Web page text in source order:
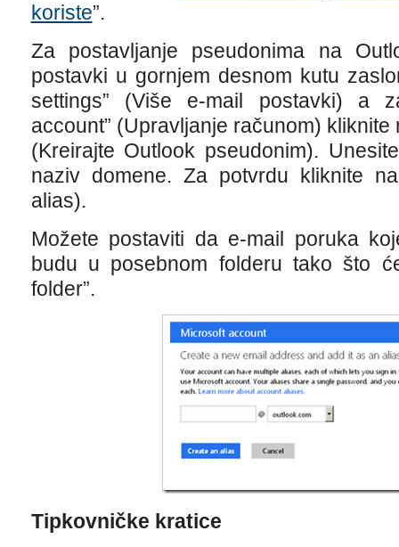
koriste”.
Za postavljanje pseudonima na
postavki u gornjem desnom kutu
settings” (Više e-mail postavki) a
account” (Upravljanje računom) kliknite
(Kreirajte Outlook pseudonim).
naziv domene. Za potvrdu kliknite
alias).
Možete postaviti da e-mail poruka
budu u posebnom folderu tako što
folder”.
Tipkovničke kratice